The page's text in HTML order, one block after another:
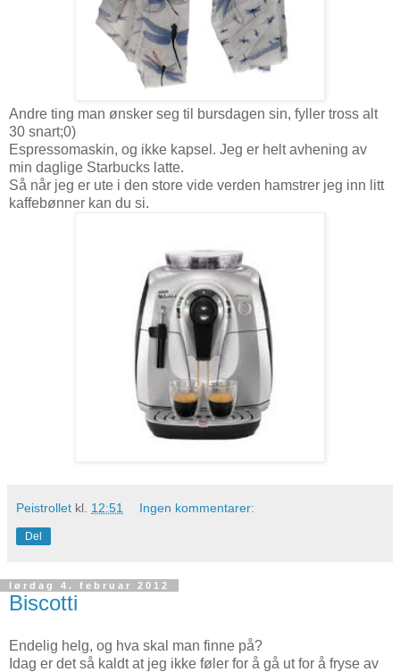
Andre ting man ønsker seg til bursdagen sin, fyller tross alt
30 snart;0)
Espressomaskin, og ikke kapsel. Jeg er helt avhening av
min daglige Starbucks latte.
Så når jeg er ute i den store vide verden hamstrer jeg inn litt
kaffebønner kan du si.
Peistrollet kl. 12:51 Ingen kommentarer:
Del
lørdag 4. februar 2012
Biscotti
Endelig helg, og hva skal man finne på?
Idag er det så kaldt at jeg ikke føler for å gå ut for å fryse av